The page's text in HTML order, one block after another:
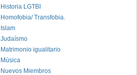
Historia LGTBI
Homofobia/ Transfobia.
Islam
Judaísmo
Matrimonio igualitario
Música
Nuevos Miembros